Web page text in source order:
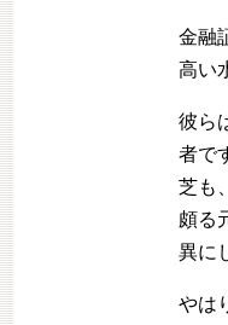
金融
高い
彼ら
者で
芝も
頗る
異に
やは